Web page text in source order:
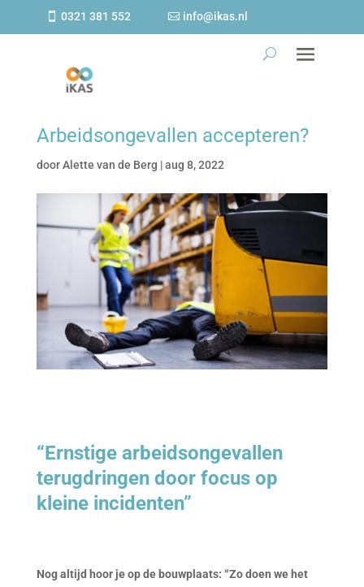
0321 381 552 info@ikas.nl
Arbeidsongevallen accepteren?
doorAlette van de Berg |aug 8, 2022
“Ernstige arbeidsongevallen
terugdringen door focus op
kleine incidenten”
Nog altijd hoor je op de bouwplaats: “Zo doen we het